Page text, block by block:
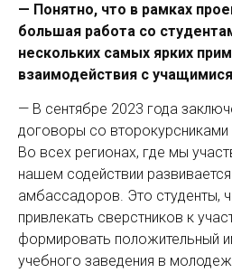
— Понятно, что в рамках
большая работа со
нескольких самых ярких
взаимодействия с
— В сентябре 2023 года
договоры со второкурсниками
Во всех регионах, где мы
нашем содействии
амбассадоров. Это студенты,
привлекать сверстников к
формировать положительный
учебного заведения в